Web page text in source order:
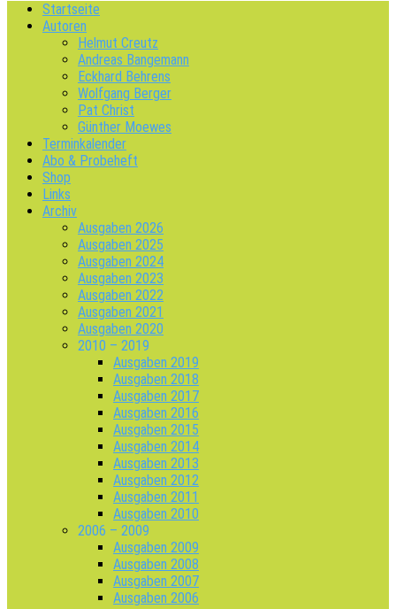
Startseite
Autoren
Helmut Creutz
Andreas Bangemann
Eckhard Behrens
Wolfgang Berger
Pat Christ
Günther Moewes
Terminkalender
Abo & Probeheft
Shop
Links
Archiv
Ausgaben 2026
Ausgaben 2025
Ausgaben 2024
Ausgaben 2023
Ausgaben 2022
Ausgaben 2021
Ausgaben 2020
2010 – 2019
Ausgaben 2019
Ausgaben 2018
Ausgaben 2017
Ausgaben 2016
Ausgaben 2015
Ausgaben 2014
Ausgaben 2013
Ausgaben 2012
Ausgaben 2011
Ausgaben 2010
2006 – 2009
Ausgaben 2009
Ausgaben 2008
Ausgaben 2007
Ausgaben 2006